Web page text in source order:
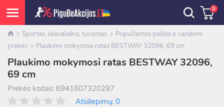
0
Sportas, laisvalaikis, turizmas
Pripučiamos poilsio ir vandens
prekės
Plaukimo mokymosi ratas BESTWAY 32096, 69 cm
Plaukimo mokymosi ratas BESTWAY 32096,
69 cm
Prekės kodas: 6941607320297
Atsiliepimų: 0